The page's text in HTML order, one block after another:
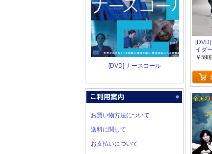
[DVD] ナースコール
お買い物方法について
送料に関して
お支払いについて
イダー
￥598